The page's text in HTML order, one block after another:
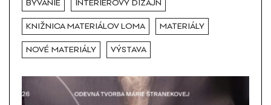
BÝVANIE INTERIÉROVÝ DIZAJN
KNIŽNICA MATERIÁLOV LOMA MATERIÁLY
NOVÉ MATERIÁLY VÝSTAVA